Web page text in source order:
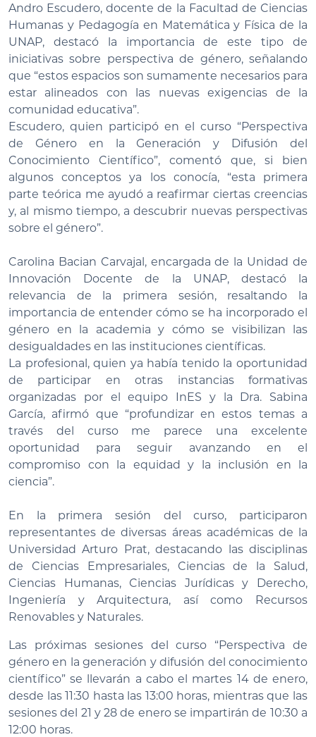
Andro Escudero, docente de la Facultad de Ciencias
Humanas y Pedagogía en Matemática y Física de la
UNAP, destacó la importancia de este tipo de
iniciativas sobre perspectiva de género, señalando
que “estos espacios son sumamente necesarios para
estar alineados con las nuevas exigencias de la
comunidad educativa”.
Escudero, quien participó en el curso “Perspectiva
de Género en la Generación y Difusión del
Conocimiento Científico”, comentó que, si bien
algunos conceptos ya los conocía, “esta primera
parte teórica me ayudó a reafirmar ciertas creencias
y, al mismo tiempo, a descubrir nuevas perspectivas
sobre el género”.
Carolina Bacian Carvajal, encargada de la Unidad de
Innovación Docente de la UNAP, destacó la
relevancia de la primera sesión, resaltando la
importancia de entender cómo se ha incorporado el
género en la academia y cómo se visibilizan las
desigualdades en las instituciones científicas.
La profesional, quien ya había tenido la oportunidad
de participar en otras instancias formativas
organizadas por el equipo InES y la Dra. Sabina
García, afirmó que “profundizar en estos temas a
través del curso me parece una excelente
oportunidad para seguir avanzando en el
compromiso con la equidad y la inclusión en la
ciencia”.
En la primera sesión del curso, participaron
representantes de diversas áreas académicas de la
Universidad Arturo Prat, destacando las disciplinas
de Ciencias Empresariales, Ciencias de la Salud,
Ciencias Humanas, Ciencias Jurídicas y Derecho,
Ingeniería y Arquitectura, así como Recursos
Renovables y Naturales.
Las próximas sesiones del curso “Perspectiva de
género en la generación y difusión del conocimiento
científico” se llevarán a cabo el martes 14 de enero,
desde las 11:30 hasta las 13:00 horas, mientras que las
sesiones del 21 y 28 de enero se impartirán de 10:30 a
12:00 horas.